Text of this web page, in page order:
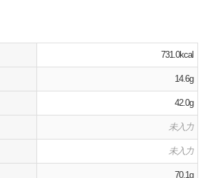
731.0kcal
14.6g
42.0g
未入力
未入力
70.1g